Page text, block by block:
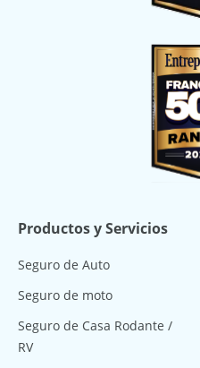
Productos y Servicios
Seguro de Auto
Seguro de moto
Seguro de Casa Rodante /
RV